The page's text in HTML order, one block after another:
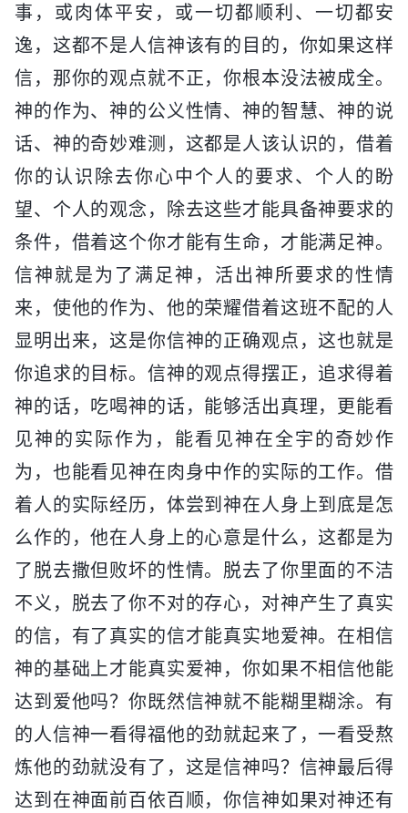
事，或肉体平安，或一切都顺利、一切都安
逸，这都不是人信神该有的目的，你如果这样
信，那你的观点就不正，你根本没法被成全。
神的作为、神的公义性情、神的智慧、神的说
话、神的奇妙难测，这都是人该认识的，借着
你的认识除去你心中个人的要求、个人的盼
望、个人的观念，除去这些才能具备神要求的
条件，借着这个你才能有生命，才能满足神。
信神就是为了满足神，活出神所要求的性情
来，使他的作为、他的荣耀借着这班不配的人
显明出来，这是你信神的正确观点，这也就是
你追求的目标。信神的观点得摆正，追求得着
神的话，吃喝神的话，能够活出真理，更能看
见神的实际作为，能看见神在全宇的奇妙作
为，也能看见神在肉身中作的实际的工作。借
着人的实际经历，体尝到神在人身上到底是怎
么作的，他在人身上的心意是什么，这都是为
了脱去撒但败坏的性情。脱去了你里面的不洁
不义，脱去了你不对的存心，对神产生了真实
的信，有了真实的信才能真实地爱神。在相信
神的基础上才能真实爱神，你如果不相信他能
达到爱他吗？你既然信神就不能糊里糊涂。有
的人信神一看得福他的劲就起来了，一看受熬
炼他的劲就没有了，这是信神吗？信神最后得
达到在神面前百依百顺，你信神如果对神还有